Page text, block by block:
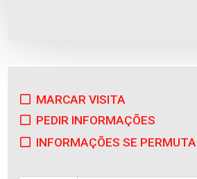
MARCAR VISITA
PEDIR INFORMAÇÕES
INFORMAÇÕES SE PERMUTA